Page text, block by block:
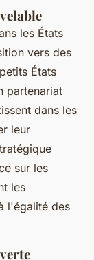
les États
vers des
États
partenariat
dans les
leur
sur les
les
l'égalité des